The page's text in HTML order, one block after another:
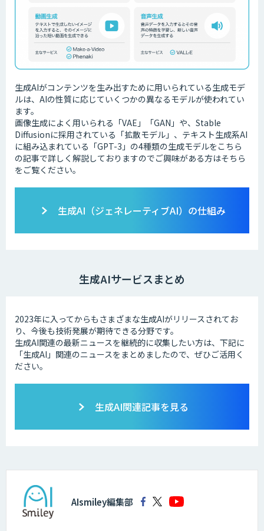
生成AIがコンテンツを生み出すために用いられている生成モデ
ルは、AIの性質に応じていくつかの異なるモデルが使われてい
ます。
画像生成によく用いられる「VAE」「GAN」や、Stable
Diffusionに採用されている「拡散モデル」、テキスト生成系AI
に組み込まれている「GPT-3」の4種類の生成モデルをこちら
の記事で詳しく解説しておりますのでご興味がある方はそちら
をご覧ください。
生成AI（ジェネレーティブAI）の仕組み
生成AIサービスまとめ
2023年に入ってからもさまざまな生成AIがリリースされてお
り、今後も技術発展が期待できる分野です。
生成AI関連の最新ニュースを継続的に収集したい方は、下記に
「生成AI」関連のニュースをまとめましたので、ぜひご活用く
ださい。
生成AI関連記事を見る
AIsmiley編集部